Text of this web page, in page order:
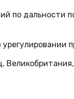
по дальности